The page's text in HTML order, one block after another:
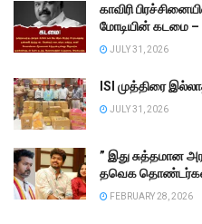
காவிரி
மோடியின் கடமை –
JULY 31, 2026
ISI முத்திரை
JULY 31, 2026
” இது சுத்தமான
தவெக தொண்டர்கள்
FEBRUARY 28, 2026